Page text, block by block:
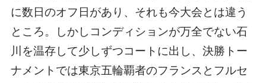
に数日のオフ日があり、それも今大会とは違う
ところ。しかしコンディションが万全でない石
川を温存して少しずつコートに出し、決勝トー
ナメントでは東京五輪覇者のフランスとフルセ